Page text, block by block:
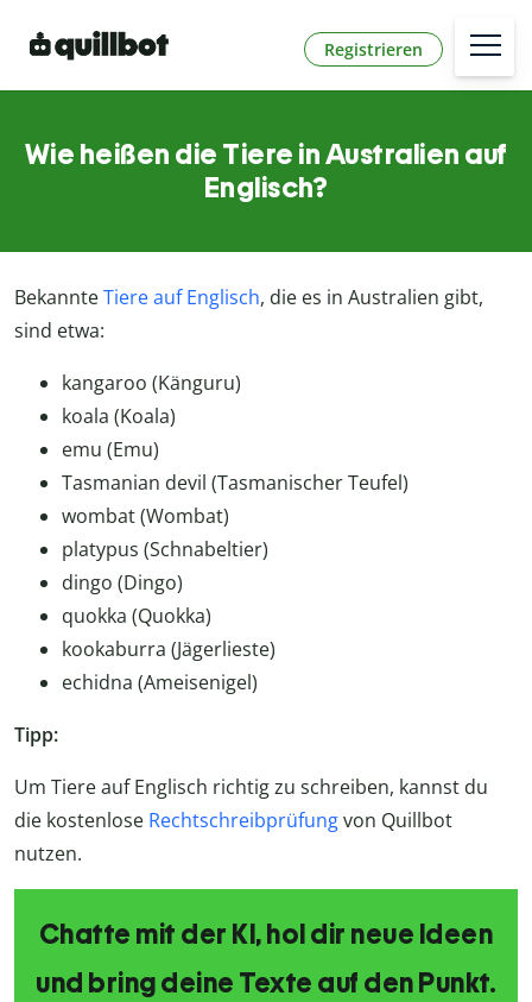
Registrieren
Wie heißen die Tiere in Australien auf
Englisch?
BekannteTiere auf Englisch, die es in Australien gibt,
sind etwa:
kangaroo (Känguru)
koala (Koala)
emu (Emu)
Tasmanian devil (Tasmanischer Teufel)
wombat (Wombat)
platypus (Schnabeltier)
dingo (Dingo)
quokka (Quokka)
kookaburra (Jägerlieste)
echidna (Ameisenigel)
Tipp:
Um Tiere auf Englisch richtig zu schreiben, kannst du
die kostenlose Rechtschreibprüfungvon Quillbot
nutzen.
Chatte mit der KI, hol dir neue Ideen
und bring deine Texte auf den Punkt.